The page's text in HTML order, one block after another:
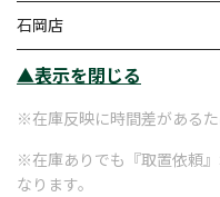
石岡店
▲表示を閉じる
※在庫反映に時間差があるた
※在庫ありでも『取置依頼
なります。